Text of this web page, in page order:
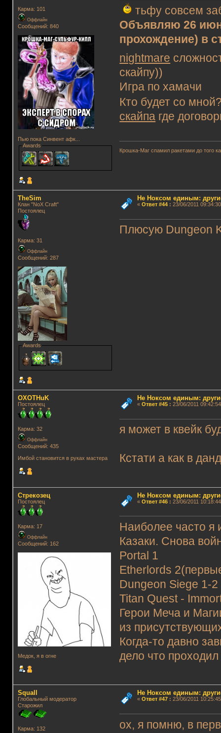
Карма: 101
Оффлайн
Сообщений: 840
Пью пока Синвент афк...
Awards
тьфу совсем
Объявляю 26
прохождение) в
nightmare
скайпу))
Игра по хамачи
Кто будет со
скайпа где
Крошка-Маг спамил ракетами до того
TheSim
Клан "NoX Craft"
Постоялец
Карма: 31
Оффлайн
Сообщений: 287
Awards
Не Ноксом единым:
« Ответ #44: 23/06/2011
Плюсую Dungeon
OXOTHuK
Постоялец
Карма: 32
Оффлайн
Сообщений: 435
Имбой становится в руках мастера
Не Ноксом единым:
« Ответ #45: 23/06/2011
я может в квейк
Кстати а как в
Стрекозец
Постоялец
Карма: 17
Оффлайн
Сообщений: 162
Медок, я в огне
Не Ноксом единым:
« Ответ #46: 23/06/2011
Наиболее часто я
Казаки. Снова
Portal 1
Etherlords
Dungeon Siege 1-2
Titan Quest -
Герои Меча и
из
Когда-то давно
дело что
Squall
Глобальный модератор
Старожил
Карма: 132
Не Ноксом единым:
« Ответ #47: 23/06/2011
ох, я помню, в